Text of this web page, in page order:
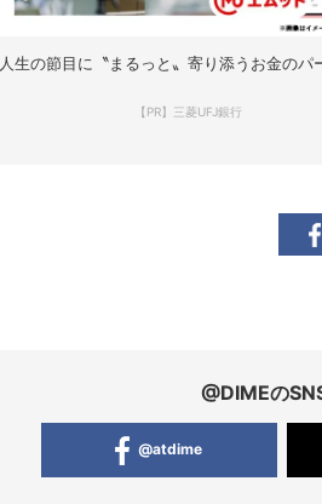
人生の節目に〝まるっと〟寄り添うお金のパ
【PR】三菱UFJ銀行
@DIMEの
@atdime